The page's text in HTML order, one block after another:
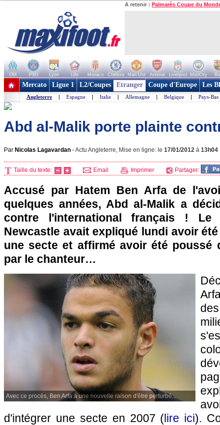
A retenir : Palmarès Coupe du
OM PSG Lyon Lille Monaco Chelsea Man Utd Arsenal Liverpool ManCity
+ de clubs
Mercato Ligue 1 L2/Coupes Etranger Coupe d'Europe Les
Angleterre | Espagne | Italie | Allemagne | Belgique | Pays-Bas
Abd al-Malik porte plainte
Par Nicolas Lagavardan -Actu Angleterre, Mise en ligne: le 17/01/2012 à 13h04
Taille du texte: Email Imprimer Partager:
Accusé par Hatem Ben Arfa de
quelques années, Abd al-Malik a
contre l'international français ! Le
Newcastle avait expliqué lundi avoir
une secte et affirmé avoir été poussé
par le chanteur…
Avec ce procès, Ben Arfa a une nouvelle raison d'être perturbé...
d'intégrer une secte en 2007 (lire ici).